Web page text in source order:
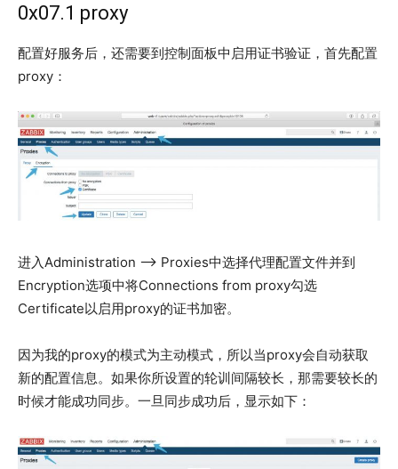
0x07.1 proxy
配置好服务后，还需要到控制面板中启用证书验证，首先配置
proxy：
进入Administration –> Proxies中选择代理配置文件并到
Encryption选项中将Connections from proxy勾选
Certificate以启用proxy的证书加密。
因为我的proxy的模式为主动模式，所以当proxy会自动获取
新的配置信息。如果你所设置的轮训间隔较长，那需要较长的
时候才能成功同步。一旦同步成功后，显示如下：